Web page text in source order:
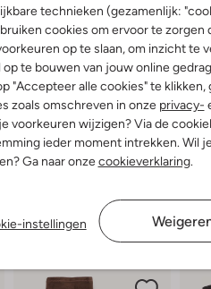
technieken (gezamenlijk:
cookies om ervoor te
op te slaan, om inzicht te
op te bouwen van jouw online
"Accepteer alle cookies" te
zoals omschreven in onze privacy-
voorkeuren wijzigen? Via de
ieder moment intrekken. Wil
Ga naar onzecookieverklaring.
instellingen
en stijlvol!
laarzen.
te combineren met een
blij mee!